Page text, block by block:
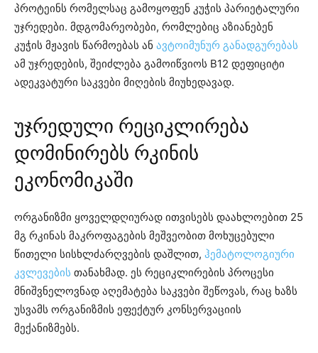
პროტეინს რომელსაც გამოყოფენ კუჭის პარიეტალური
უჯრედები. მდგომარეობები, რომლებიც აზიანებენ
კუჭის მჟავის წარმოებას ან ავტოიმუნურ განადგურებას
ამ უჯრედების, შეიძლება გამოიწვიოს B12 დეფიციტი
ადეკვატური საკვები მიღების მიუხედავად.
უჯრედული რეციკლირება
დომინირებს რკინის
ეკონომიკაში
ორგანიზმი ყოველდღიურად ითვისებს დაახლოებით 25
მგ რკინას მაკროფაგების მეშვეობით მოხუცებული
წითელი სისხლძარღვების დაშლით, ჰემატოლოგიური
კვლევების თანახმად. ეს რეციკლირების პროცესი
მნიშვნელოვნად აღემატება საკვები შეწოვას, რაც ხაზს
უსვამს ორგანიზმის ეფექტურ კონსერვაციის
მექანიზმებს.